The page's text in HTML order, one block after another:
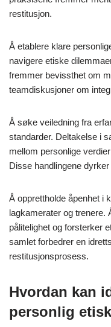
restitusjon.
Å etablere klare
navigere etiske
fremmer bevissthet om
teamdiskusjoner om
Å søke veiledning fra
standarder. Deltakelse i
mellom personlige
Disse handlingene
Å opprettholde åpenhet i
lagkamerater og trenere.
pålitelighet og forsterker
samlet forbedrer en
restitusjonsprosess.
Hvordan kan
personlig